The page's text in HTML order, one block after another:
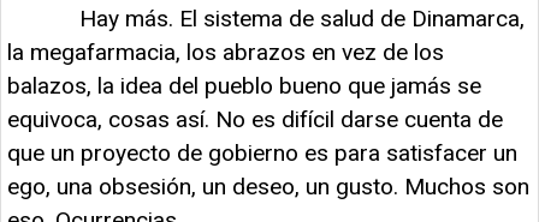
Hay más. El sistema de salud de Dinamarca,
la megafarmacia, los abrazos en vez de los
balazos, la idea del pueblo bueno que jamás se
equivoca, cosas así. No es difícil darse cuenta de
que un proyecto de gobierno es para satisfacer un
ego, una obsesión, un deseo, un gusto. Muchos son